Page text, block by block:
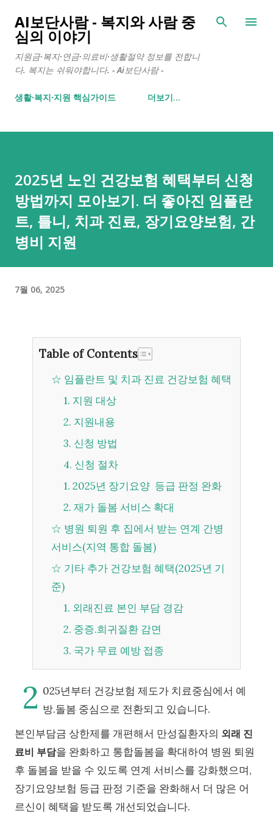
기본 콘텐츠로 건너뛰기
AI보단사람 - 복지와 사람 중
심의 이야기
지원금·복지·연금·의료비·생활절약 정보를 전합니
다. 복지는 쉬워야합니다. - Ai보단사람 -
생활∙복지∙지원 핵심가이드 더보기…
2025년 노인 건강보험 혜택부터 신청
방법까지 모아보기. 더 좋아진 임플란
트, 틀니, 치과 진료, 장기요양보험, 간
병비 지원
7월 06, 2025
Table of Contents
☆ 임플란트 및 치과 진료 건강보험 혜택
1. 지원 대상
2. 지원내용
3. 신청 방법
4. 신청 절차
1. 2025년 장기요양 등급 판정 완화
2. 재가 돌봄 서비스 확대
☆ 병원 퇴원 후 집에서 받는 연계 간병
서비스(지역 통합 돌봄)
☆ 기타 추가 건강보험 혜택(2025년 기
준)
1. 외래진료 본인 부담 경감
2. 중증.희귀질환 감면
3. 국가 무료 예방 접종
2 025년부터 건강보험 제도가 치료중심에서 예
방.돌봄 중심으로 전환되고 있습니다.
본인부담금 상한제를 개편해서 만성질환자의 외래 진
료비 부담을 완화하고 통합돌봄을 확대하여 병원 퇴원
후 돌봄을 받을 수 있도록 연계 서비스를 강화했으며,
장기요양보험 등급 판정 기준을 완화해서 더 많은 어
르신이 혜택을 받도록 개선되었습니다.